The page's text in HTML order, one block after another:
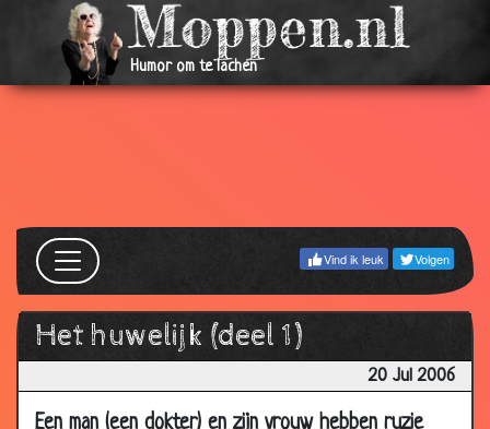
Humor om te lachen
Vind ik leuk Volgen
Het huwelijk (deel 1)
20 Jul 2006
Een man (een dokter) en zijn vrouw hebben ruzie
2006
03 Sep
2006
Hard rijden
29 Aug
2006
2.98
2006
Begrafenisstoet
2006
3.91